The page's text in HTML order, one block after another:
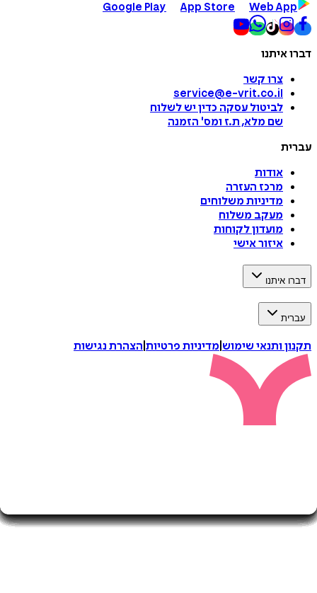
Google Play
App Store Web
צרו קשר
service@e-vrit.co.il
לביטול עסקה כדין יש לשלוח
שם מלא, ת.ז ומס'הזמנה
אודות
מרכז העזרה
מדיניות משלוחים
מעקב משלוח
מועדון לקוחות
איזור אישי
איתנו
ותנאי שימוש|מדיניות פרטיות|הצהרת נגישות